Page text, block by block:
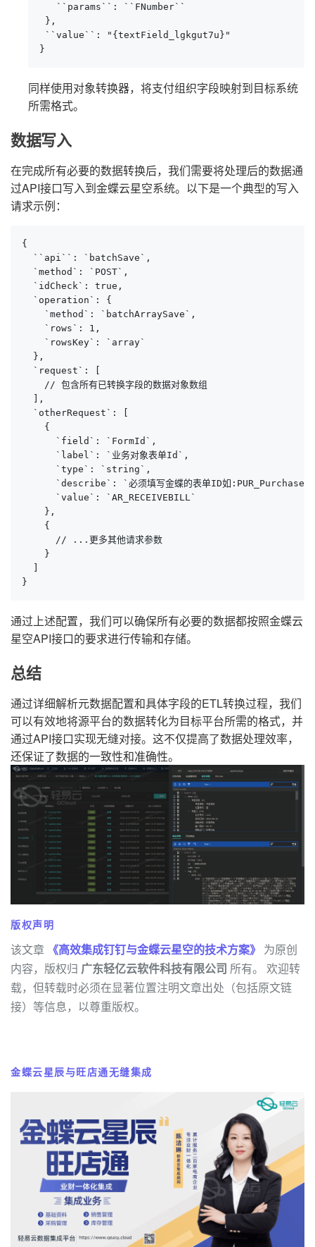
   ``params``: ``FNumber``
},
``value``: "{textField_lgkgut7u}"
}
同样使用对象转换器，将支付组织字段映射到目标系统
所需格式。
数据写入
在完成所有必要的数据转换后，我们需要将处理后的数据通
过API接口写入到金蝶云星空系统。以下是一个典型的写入
请求示例：
{
  ``api``: `batchSave`,
  `method`: `POST`,
  `idCheck`: true,
  `operation`: {
    `method`: `batchArraySave`,
    `rows`: 1,
    `rowsKey`: `array`
  },
  `request`: [
    // 包含所有已转换字段的数据对象数组
  ],
  `otherRequest`: [
    {
      `field`: `FormId`,
      `label`: `业务对象表单Id`,
      `type`: `string`,
`describe`: `必须填写金蝶的表单ID如
      `value`: `AR_RECEIVEBILL`
    },
    {
      // ...更多其他请求参数
    }
  ]
}
通过上述配置，我们可以确保所有必要的数据都按照金蝶云
星空API接口的要求进行传输和存储。
总结
通过详细解析元数据配置和具体字段的ETL转换过程，我们
可以有效地将源平台的数据转化为目标平台所需的格式，并
通过API接口实现无缝对接。这不仅提高了数据处理效率，
还保证了数据的一致性和准确性。
版权声明
该文章 《高效集成钉钉与金蝶云星空的技术方案》 为原创
内容，版权归 广东轻亿云软件科技有限公司 所有。 欢迎转
载，但转载时必须在显著位置注明文章出处（包括原文链
接）等信息，以尊重版权。
金蝶云星辰与旺店通无缝集成